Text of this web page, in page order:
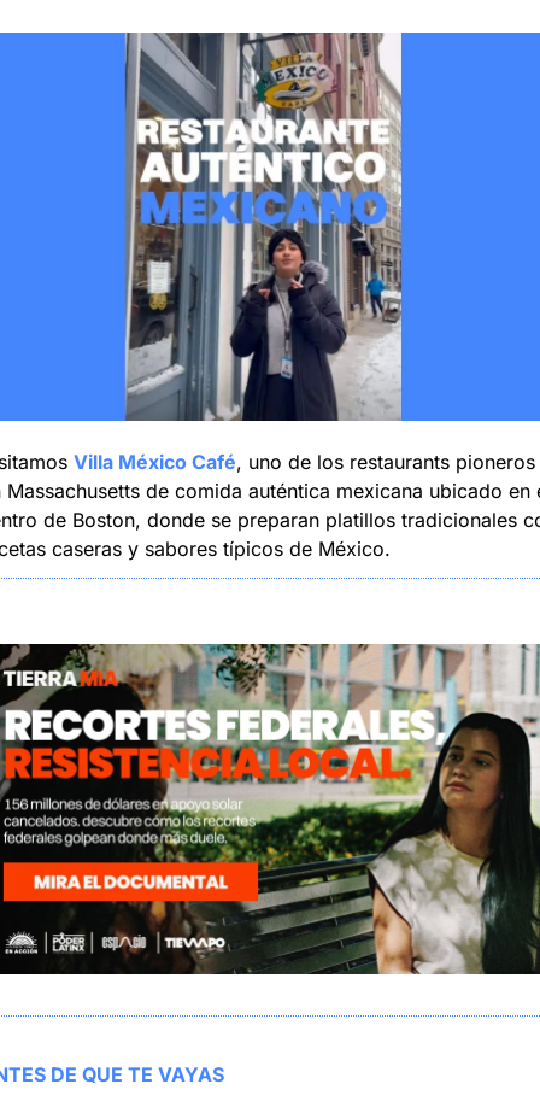
Villa México Café, uno de los restaurants pioneros
Massachusetts de comida auténtica mexicana ubicado en
de Boston, donde se preparan platillos tradicionales
caseras y sabores típicos de México.
DE QUE TE VAYAS